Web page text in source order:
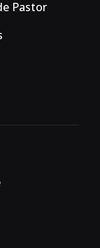
Pastor